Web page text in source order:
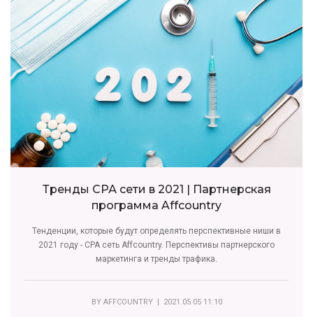
Тренды СРА сети в 2021 | Партнерская
программа Affcountry
Тенденции, которые будут определять перспективные ниши в
2021 году - CPA сеть Affcountry. Перспективы партнерского
маркетинга и тренды трафика.
BY AFFCOUNTRY| 2021.05.05 11:10